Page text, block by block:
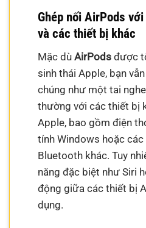
Ghép nối AirPods
và các thiết bị khác
Mặc dùAirPods được
sinh thái Apple, bạn
chúng như một tai
thường với các thiết bị
Apple, bao gồm điện
tính Windows hoặc
Bluetooth khác. Tuy
năng đặc biệt như Siri
động giữa các thiết bị
dụng.